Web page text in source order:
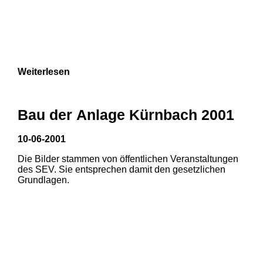
Weiterlesen
Bau der Anlage Kürnbach 2001
10-06-2001
Die Bilder stammen von öffentlichen Veranstaltungen
des SEV. Sie entsprechen damit den gesetzlichen
Grundlagen.